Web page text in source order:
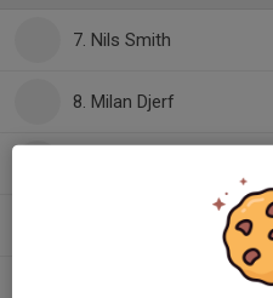
7. Nils Smith
8. Milan Djerf